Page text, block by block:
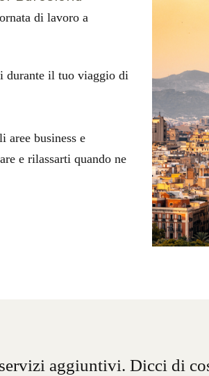
di lavoro a
durante il tuo viaggio di
aree business e
e rilassarti quando ne
aggiuntivi. Dicci di